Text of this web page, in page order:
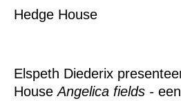
Hedge House
Elspeth Diederix
HouseAngelica fields -